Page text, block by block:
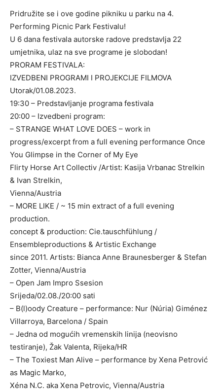
Pridružite se i ove godine pikniku u parku na 4.
Performing Picnic Park Festivalu!
U 6 dana festivala autorske radove predstavlja 22
umjetnika, ulaz na sve programe je slobodan!
PRORAM FESTIVALA:
IZVEDBENI PROGRAMI I PROJEKCIJE FILMOVA
Utorak/01.08.2023.
19:30 – Predstavljanje programa festivala
20:00 – Izvedbeni program:
– STRANGE WHAT LOVE DOES – work in
progress/excerpt from a full evening performance Once
You Glimpse in the Corner of My Eye
Flirty Horse Art Collectiv /Artist: Kasija Vrbanac Strelkin
& Ivan Strelkin,
Vienna/Austria
– MORE LIKE / ~ 15 min extract of a full evening
production.
concept & production: Cie.tauschfühlung /
Ensembleproductions & Artistic Exchange
since 2011. Artists: Bianca Anne Braunesberger & Stefan
Zotter, Vienna/Austria
– Open Jam Impro Ssesion
Srijeda/02.08./20:00 sati
– B(l)oody Creature – performance: Nur (Núria) Giménez
Villarroya, Barcelona / Spain
– Jedna od mogućih vremenskih linija (neovisno
testiranje), Žak Valenta, Rijeka/HR
– The Toxiest Man Alive – performance by Xena Petrović
as Magic Marko,
Xéna N.C. aka Xena Petrovic, Vienna/Austria